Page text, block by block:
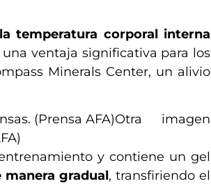
temperatura corporal interna
una ventaja significativa para los
Minerals Center, un alivio
Otra imagen
y contiene un gel
manera gradual, transfiriendo el